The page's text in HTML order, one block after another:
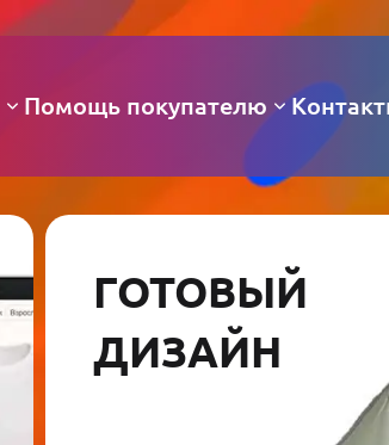
Помощь покупателю
ГОТОВЫЙ
ДИЗАЙН